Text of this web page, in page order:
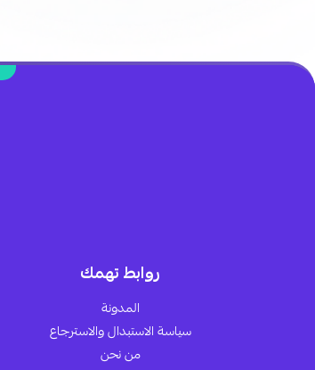
روابط تهمك
المدونة
سياسة الاستبدال والاسترجاع
من نحن